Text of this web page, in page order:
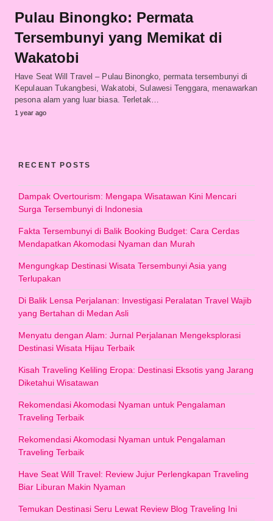
Pulau Binongko: Permata
Tersembunyi yang Memikat di
Wakatobi
Have Seat Will Travel – Pulau Binongko, permata tersembunyi di
Kepulauan Tukangbesi, Wakatobi, Sulawesi Tenggara, menawarkan
pesona alam yang luar biasa. Terletak…
1 year ago
RECENT POSTS
Dampak Overtourism: Mengapa Wisatawan Kini Mencari
Surga Tersembunyi di Indonesia
Fakta Tersembunyi di Balik Booking Budget: Cara Cerdas
Mendapatkan Akomodasi Nyaman dan Murah
Mengungkap Destinasi Wisata Tersembunyi Asia yang
Terlupakan
Di Balik Lensa Perjalanan: Investigasi Peralatan Travel Wajib
yang Bertahan di Medan Asli
Menyatu dengan Alam: Jurnal Perjalanan Mengeksplorasi
Destinasi Wisata Hijau Terbaik
Kisah Traveling Keliling Eropa: Destinasi Eksotis yang Jarang
Diketahui Wisatawan
Rekomendasi Akomodasi Nyaman untuk Pengalaman
Traveling Terbaik
Rekomendasi Akomodasi Nyaman untuk Pengalaman
Traveling Terbaik
Have Seat Will Travel: Review Jujur Perlengkapan Traveling
Biar Liburan Makin Nyaman
Temukan Destinasi Seru Lewat Review Blog Traveling Ini